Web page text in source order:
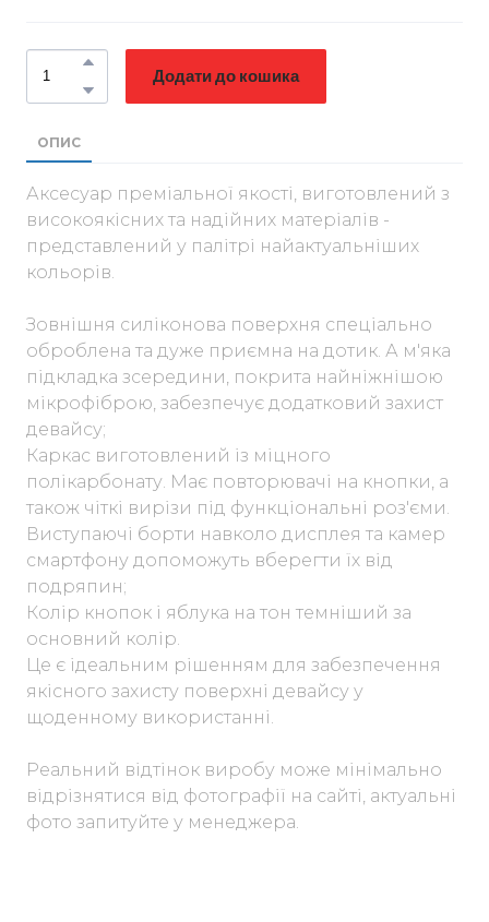
Додати до кошика
ОПИС
Аксесуар преміальної якості, виготовлений з
високоякісних та надійних матеріалів -
представлений у палітрі найактуальніших
кольорів.
Зовнішня силіконова поверхня спеціально
оброблена та дуже приємна на дотик. А м'яка
підкладка зсередини, покрита найніжнішою
мікрофіброю, забезпечує додатковий захист
девайсу;
Каркас виготовлений із міцного
полікарбонату. Має повторювачі на кнопки, а
також чіткі вирізи під функціональні роз'єми.
Виступаючі борти навколо дисплея та камер
смартфону допоможуть вберегти їх від
подряпин;
Колір кнопок і яблука на тон темніший за
основний колір.
Це є ідеальним рішенням для забезпечення
якісного захисту поверхні девайсу у
щоденному використанні.
Реальний відтінок виробу може мінімально
відрізнятися від фотографії на сайті, актуальні
фото запитуйте у менеджера.